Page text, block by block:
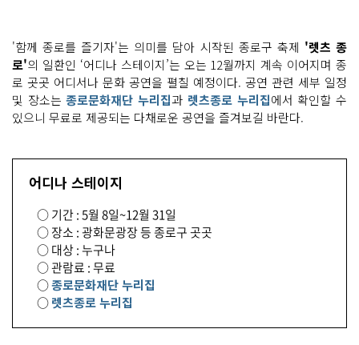
'함께 종로를 즐기자'는 의미를 담아 시작된 종로구 축제 '렛츠 종
로'의 일환인 ‘어디나 스테이지’는 오는 12월까지 계속 이어지며 종
로 곳곳 어디서나 문화 공연을 펼칠 예정이다. 공연 관련 세부 일정
및 장소는종로문화재단 누리집과 렛츠종로 누리집에서 확인할 수
있으니 무료로 제공되는 다채로운 공연을 즐겨보길 바란다.
어디나 스테이지
○ 기간 : 5월 8일~12월 31일
○ 장소 : 광화문광장 등 종로구 곳곳
○ 대상 : 누구나
○ 관람료 : 무료
○종로문화재단 누리집
○렛츠종로 누리집